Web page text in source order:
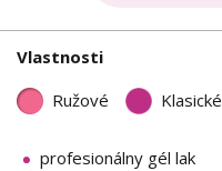
Vlastnosti
Ružové Klasické
profesionálny gél lak